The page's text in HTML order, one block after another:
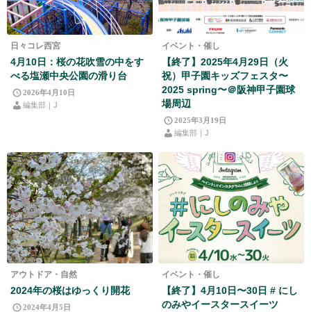
日々コレ西宮
4月10日：桜の花吹雪の中をす
べる塩瀬中央公園の滑り台
2026年4月10日
編集部｜J
イベント・催し
【終了】2025年4月29日（火
祝）甲子園キッズフェスタ〜
2025 spring〜＠阪神甲子園球
場周辺
2025年3月19日
編集部｜J
アウトドア・自然
2024年の桜はゆっくり開花
2024年4月5日
イベント・催し
【終了】4月10日〜30日 # にし
のみやイースタースイーツ